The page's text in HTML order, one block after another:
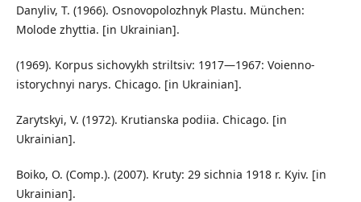
Danyliv, T. (1966). Osnovopolozhnyk Plastu. München:
Molode zhyttia. [in Ukrainian].
(1969). Korpus sichovykh striltsiv: 1917—1967: Voienno-
istorychnyi narys. Chicago. [in Ukrainian].
Zarytskyi, V. (1972). Krutianska podiia. Chicago. [in
Ukrainian].
Boiko, O. (Comp.). (2007). Kruty: 29 sichnia 1918 r. Kyiv. [in
Ukrainian].